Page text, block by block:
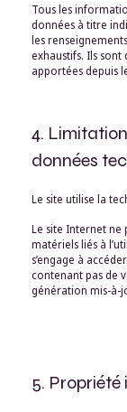
Tous les
données à titre
les
exhaustifs. Ils
apportées depuis
4.
données
Le site utilise la
Le site Internet ne
matériels liés à
s’engage à
contenant pas de
génération mis-à-
5.